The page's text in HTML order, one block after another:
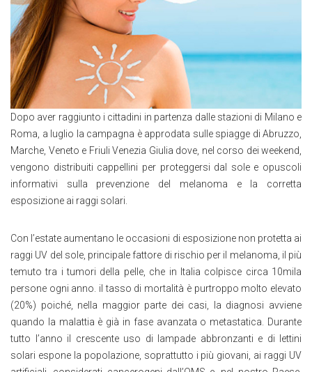
Dopo aver raggiunto i cittadini in partenza dalle stazioni di Milano e
Roma, a luglio la campagna è approdata sulle spiagge di Abruzzo,
Marche, Veneto e Friuli Venezia Giulia dove, nel corso dei weekend,
vengono distribuiti cappellini per proteggersi dal sole e opuscoli
informativi sulla prevenzione del melanoma e la corretta
esposizione ai raggi solari.
Con l’estate aumentano le occasioni di esposizione non protetta ai
raggi UV del sole, principale fattore di rischio per il melanoma, il più
temuto tra i tumori della pelle, che in Italia colpisce circa 10mila
persone ogni anno. il tasso di mortalità è purtroppo molto elevato
(20%) poiché, nella maggior parte dei casi, la diagnosi avviene
quando la malattia è già in fase avanzata o metastatica. Durante
tutto l’anno il crescente uso di lampade abbronzanti e di lettini
solari espone la popolazione, soprattutto i più giovani, ai raggi UV